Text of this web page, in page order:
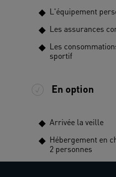
L'équipement
Les assurances
Les
sportif
En option
Arrivée la veille
Hébergement en
2 personnes